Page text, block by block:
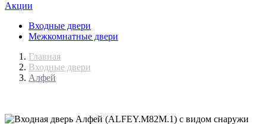
Акции
Входные двери
Межкомнатные двери
Главная
Входные двери
Алфей